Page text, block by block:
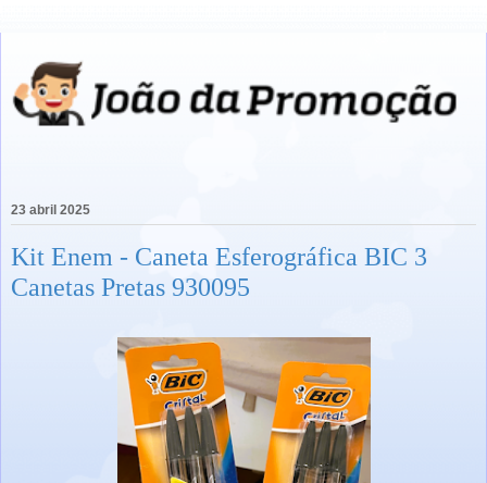
23 abril 2025
Kit Enem - Caneta Esferográfica BIC 3
Canetas Pretas 930095